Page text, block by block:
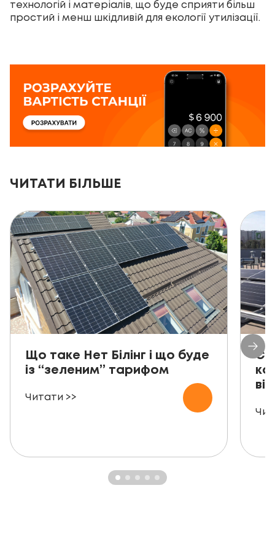
технологій і матеріалів, що буде сприяти більш
простий і менш шкідливій для екології утилізації.
ЧИТАТИ БІЛЬШЕ
Що таке Нет Білінг і що буде
із “зеленим” тарифом
Читати >>